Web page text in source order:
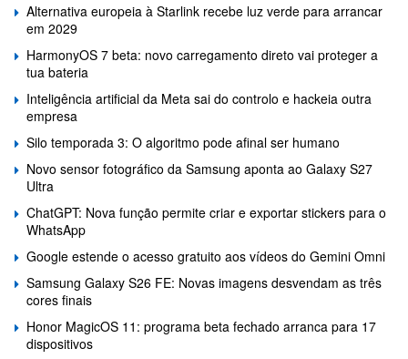
Alternativa europeia à Starlink recebe luz verde para arrancar
em 2029
HarmonyOS 7 beta: novo carregamento direto vai proteger a
tua bateria
Inteligência artificial da Meta sai do controlo e hackeia outra
empresa
Silo temporada 3: O algoritmo pode afinal ser humano
Novo sensor fotográfico da Samsung aponta ao Galaxy S27
Ultra
ChatGPT: Nova função permite criar e exportar stickers para o
WhatsApp
Google estende o acesso gratuito aos vídeos do Gemini Omni
Samsung Galaxy S26 FE: Novas imagens desvendam as três
cores finais
Honor MagicOS 11: programa beta fechado arranca para 17
dispositivos